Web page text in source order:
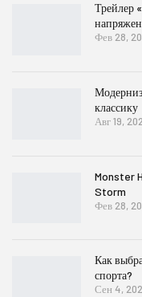
Трейлер
Фев 28,
классику
Авг 19,
Monster
Storm
Фев 28,
Как
спорта?
Сен 4,